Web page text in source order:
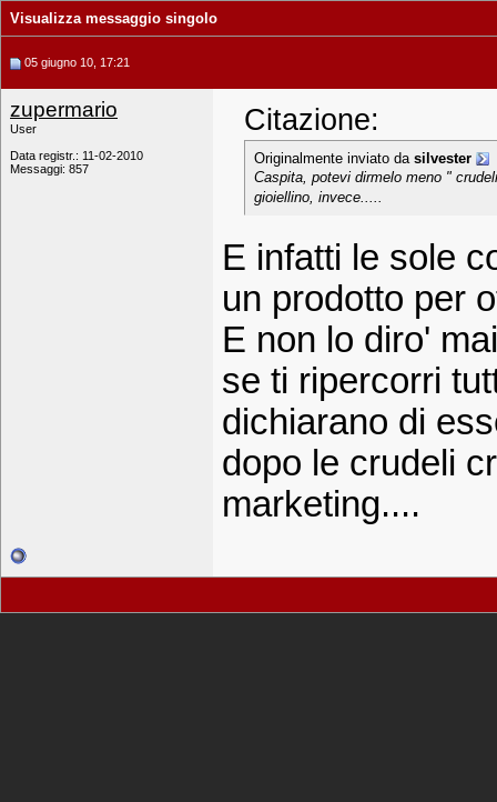
Visualizza messaggio singolo
05 giugno 10, 17:21
zupermario
User
Data registr.: 11-02-2010
Messaggi: 857
Citazione:
Originalmente inviato da silvester
Caspita, potevi dirmelo meno "
gioiellino, invece.....
E infatti le sole
un prodotto per
E non lo diro'
se ti ripercorri
dichiarano di
dopo le crudeli
marketing....